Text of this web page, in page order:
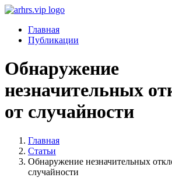
Главная
Публикации
Обнаружение
незначительных
от случайности
Главная
Статьи
Обнаружение незначительных
случайности